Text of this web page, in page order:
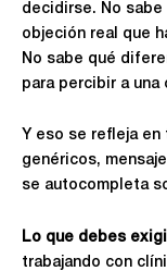
decidirse. No
objeción real que
No sabe qué
para percibir a una
Y eso se refleja
genéricos,
se autocompleta
Lo que debes
trabajando con